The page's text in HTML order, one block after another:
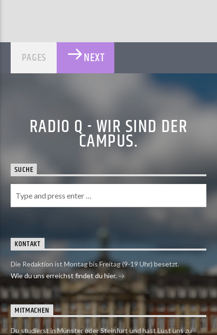
PAGES NEXT
RADIO Q - WIR SIND DER
CAMPUS.
SUCHE
KONTAKT
Die Redaktion ist Montag bis Freitag (9-19 Uhr) besetzt.
Wie du uns erreichst findet du hier.
MITMACHEN
Du studierst in Münster oder Steinfurt und hast Lust uns zu